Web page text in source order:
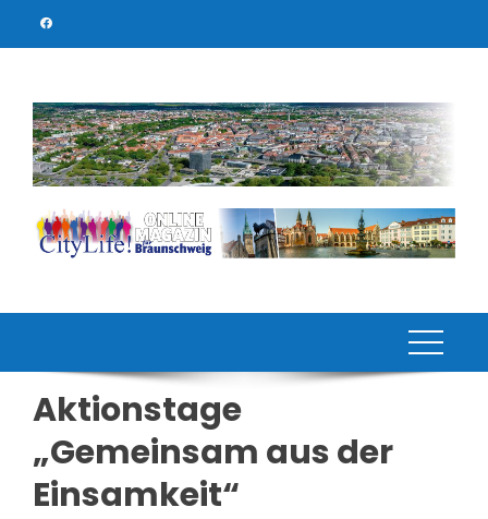
Aktionstage
„Gemeinsam aus der
Einsamkeit“